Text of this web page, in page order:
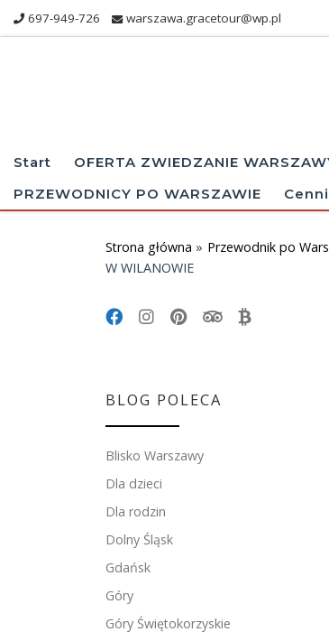
Skip to content
697-949-726 warszawa.gracetour@wp.pl
Start OFERTA ZWIEDZANIE
PRZEWODNICY PO WARSZAWIE
Strona główna » Przewodnik po
W WILANOWIE
BLOG POLECA
Blisko Warszawy
Dla dzieci
Dla rodzin
Dolny Śląsk
Gdańsk
Góry
Góry Świętokorzyskie